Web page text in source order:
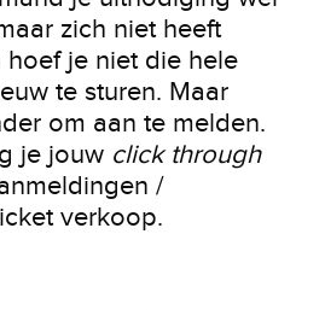
zich niet heeft
hoef je niet die hele
te sturen. Maar
om aan te melden.
je jouw click through
/
verkoop.